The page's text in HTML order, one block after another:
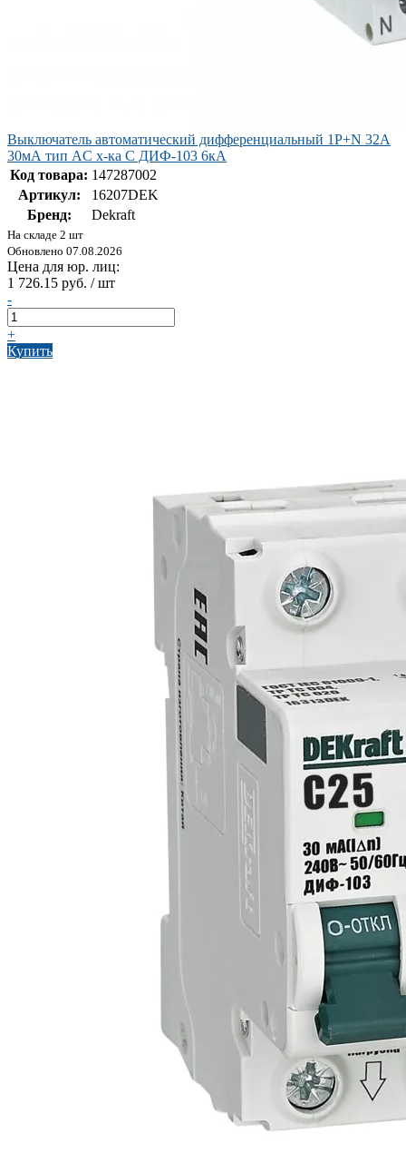
Выключатель автоматический дифференциальный 1Р+N 32А
30мА тип AC х-ка С ДИФ-103 6кА
Код товара: 147287002
Артикул:
16207DEK
Бренд:
Dekraft
На складе 2 шт
Обновлено 07.08.2026
Цена для юр. лиц:
1 726.15 руб. / шт
-
+
Купить